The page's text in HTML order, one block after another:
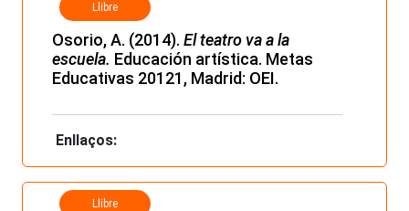
Llibre
Osorio, A. (2014). El teatro va a la
escuela. Educación artística. Metas
Educativas 20121, Madrid: OEI.
Enllaços:
Llibre